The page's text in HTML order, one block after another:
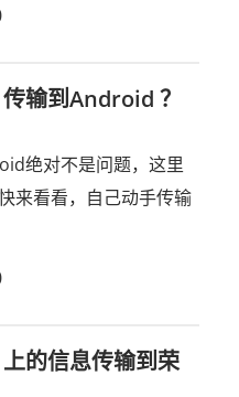
输到Android ？
绝对不是问题，这里
来看看，自己动手传输
的信息传输到荣